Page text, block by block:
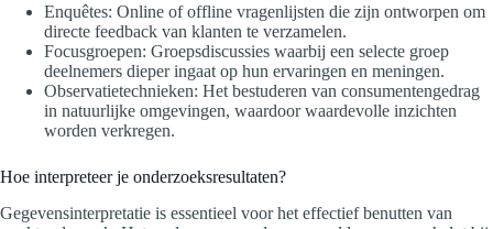
Enquêtes: Online of offline vragenlijsten die zijn ontworpen om
directe feedback van klanten te verzamelen.
Focusgroepen: Groepsdiscussies waarbij een selecte groep
deelnemers dieper ingaat op hun ervaringen en meningen.
Observatietechnieken: Het bestuderen van consumentengedrag
in natuurlijke omgevingen, waardoor waardevolle inzichten
worden verkregen.
Hoe interpreteer je onderzoeksresultaten?
Gegevensinterpretatie is essentieel voor het effectief benutten van